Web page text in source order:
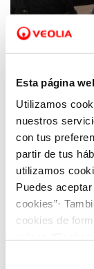
Esta página
Utilizamos
nuestros
con tus
partir de tus
utilizamos
Puedes
cookies”·
cookies de
10 FEB 2021
posicionado
para el
proyectos
el turismo